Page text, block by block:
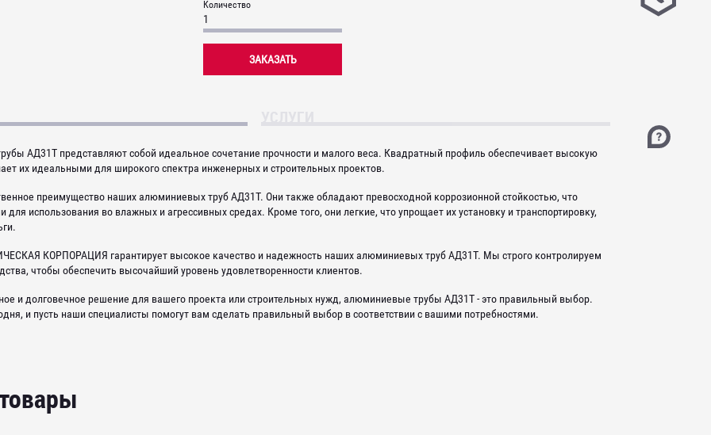
Количество
ЗАКАЗАТЬ
АД31Т представляют собой идеальное сочетание прочности и малого веса. Квадратный профиль обеспечивает высокую
их идеальными для широкого спектра инженерных и строительных проектов.
преимущество наших алюминиевых труб АД31Т. Они также обладают превосходной коррозионной стойкостью, что
использования во влажных и агрессивных средах. Кроме того, они легкие, что упрощает их установку и транспортировку,
КОРПОРАЦИЯ гарантирует высокое качество и надежность наших алюминиевых труб АД31Т. Мы строго контролируем
чтобы обеспечить высочайший уровень удовлетворенности клиентов.
и долговечное решение для вашего проекта или строительных нужд, алюминиевые трубы АД31Т - это правильный выбор.
и пусть наши специалисты помогут вам сделать правильный выбор в соответствии с вашими потребностями.